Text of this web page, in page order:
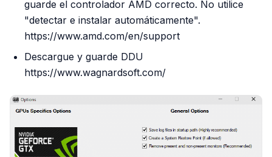
guarde el controlador AMD correcto. No utilice
"detectar e instalar automáticamente".
https://www.amd.com/en/support
Descargue y guarde DDU
https://www.wagnardsoft.com/